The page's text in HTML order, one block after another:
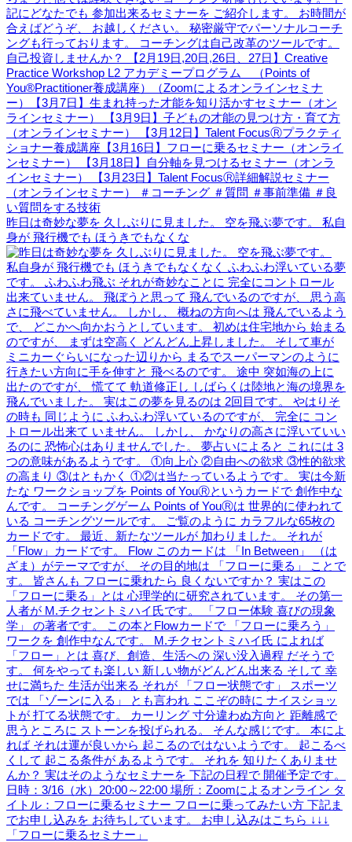
昨日は奇妙な夢を 久しぶりに見ました。 空を飛ぶ夢です。 私自
身が 飛行機でも ほうきでもなくな